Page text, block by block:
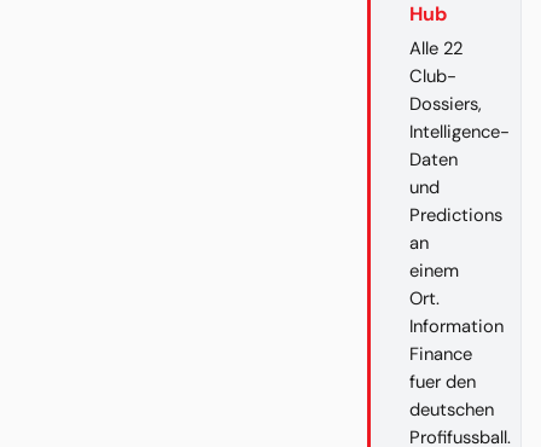
Hub
Alle 22
Club-
Dossiers,
Intelligence-
Daten
und
Predictions
an
einem
Ort.
Information
Finance
fuer den
deutschen
Profifussball.